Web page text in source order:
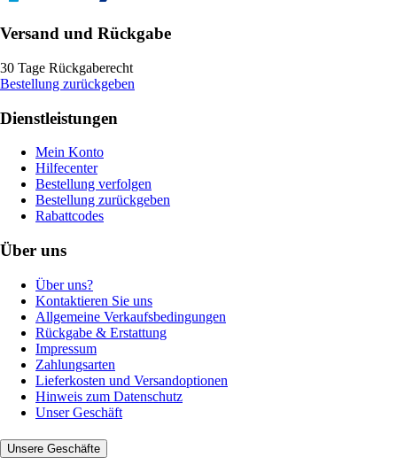
Versand und Rückgabe
30 Tage Rückgaberecht
Bestellung zurückgeben
Dienstleistungen
Mein Konto
Hilfecenter
Bestellung verfolgen
Bestellung zurückgeben
Rabattcodes
Über uns
Über uns?
Kontaktieren Sie uns
Allgemeine Verkaufsbedingungen
Rückgabe & Erstattung
Impressum
Zahlungsarten
Lieferkosten und Versandoptionen
Hinweis zum Datenschutz
Unser Geschäft
Unsere Geschäfte